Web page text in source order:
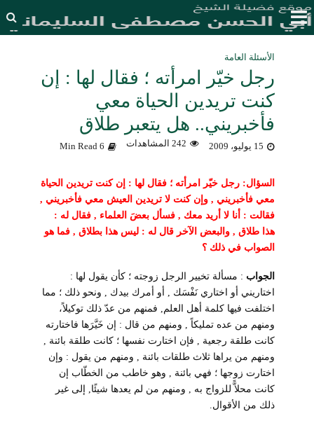
الأسئلة العامة
رجل خيّر امرأته ؛ فقال لها : إن
كنت تريدين الحياة معي
فأخبريني.. هل يتعبر طلاق
15 يوليو، 2009 242 المشاهدات 6 Min Read
السؤال: رجل خيّر امرأته ؛ فقال لها : إن كنت تريدين الحياة
معي فأخبريني , وإنكنت لا تريدين العيش معي فأخبريني ,
فقالت : أنا لا أريد معك , فسأل بعضَ العلماء , فقال له :
هذا طلاق , والبعض الآخر قال له : ليس هذا بطلاق , فما هو
الصواب في ذلك ؟
الجواب : مسألة تخيير الرجل زوجته ؛ كأن يقول لها :
اختاريني أو اختاري نَفْسَك , أو أمرك بيدك , ونحو ذلك ؛ مما
اختلفت فيها كلمة أهل العلم, فمنهم من عدّ ذلك توكيلاً،
ومنهم من عده تمليكاً , ومنهم من قال : إن خَيَّرَها فاختارته
كانت طلقة رجعية , فإن اختارت نفسها ؛ كانت طلقة بائنة ,
ومنهم من يراها ثلاث طلقات بائنة , ومنهم من يقول : وإن
اختارت زوجها ؛ فهي بائنة , وهو خاطب من الخطّاب إن
كانت محلاًّ للزواج به , ومنهم من لم يعدها شيئًا, إلى غير
ذلك من الأقوال.